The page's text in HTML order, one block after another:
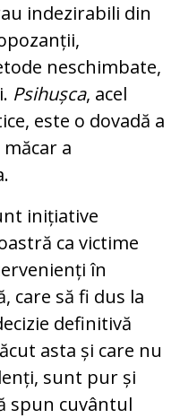
indezirabili din
neschimbate,
Psihușca, acel
este o dovadă a
a
inițiative
ca victime
în
care să fi dus la
definitivă
asta și care nu
sunt pur și
spun cuvântul